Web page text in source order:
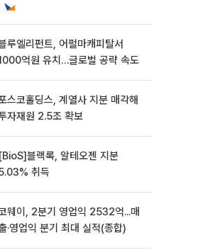
루엘리펀트, 어펄마캐피탈서
억원 유치…글로벌 공략 속도
스코홀딩스, 계열사 지분 매각해
자재원 2.5조 확보
[BioS]블랙록, 알테오젠 지분
취득
웨이, 2분기 영업익 2532억...매
·영업익 분기 최대 실적(종합)